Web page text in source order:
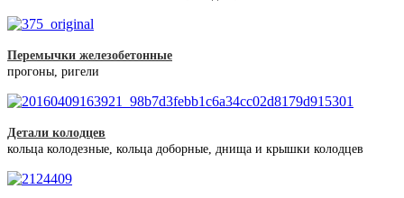
Перемычки железобетонные
прогоны, ригели
Детали колодцев
кольца колодезные, кольца доборные, днища и крышки колодцев